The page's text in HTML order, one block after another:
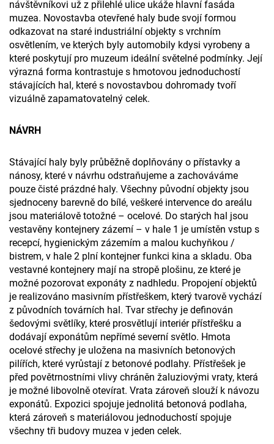
návštěvníkovi už z přilehlé uli­ce ukáže hlavní fasáda
muzea. Novostavba otevřené haly bude svojí formou
odkazovat na staré industriál­ní objekty s vrchním
osvětlením, ve kterých byly automobily kdysi vyrobe­ny a
které poskytují pro muzeum ide­ální světelné podmínky. Její
výrazná forma kontrastuje s hmotovou jedno­duchostí
stávajících hal, které s no­vostavbou dohromady tvoří
vizuálně zapamatovatelný celek.
NÁVRH
Stávající haly byly průběžně do­plňovány o přístavky a
nánosy, které v návrhu odstraňujeme a zacho­váváme
pouze čisté prázdné haly. Všechny původní objekty jsou
sjed­noceny barevně do bílé, veškeré in­tervence do areálu
jsou materiálově totožné – ocelové. Do starých hal jsou
vestavěny kontejnery zázemí – v hale 1 je umístěn vstup s
recep­cí, hygienickým zázemím a malou kuchyňkou /
bistrem, v hale 2 plní kontejner funkci kina a skladu. Oba
vestavné kontejnery mají na stropě plošinu, ze které je
možné pozor­ovat exponáty z nadhledu. Propo­jení objektů
je realizováno masivním přístřeškem, který tvarově vychází
z původních továrních hal. Tvar střechy je definován
šedovými světlíky, které prosvětlují interiér přístřešku a
dodáv­ají exponátům nepřímé severní svět­lo. Hmota
ocelové střechy je ulože­na na masivních betonových
pilířích, které vyrůstají z betonové podlahy. Přístřešek je
před povětrnostními vlivy chráněn žaluziovými vraty, která
je možné libovolně otevírat. Vrata zároveň slouží k návozu
exponátů. Expozici spojuje jednolitá betonová podlaha,
která zároveň s materiálo­vou jednoduchostí spojuje
všechny tři budovy muzea v jeden celek.